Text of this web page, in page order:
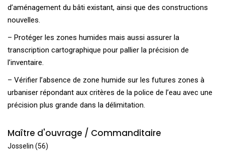
d’aménagement du bâti existant, ainsi que des constructions
nouvelles.
– Protéger les zones humides mais aussi assurer la
transcription cartographique pour pallier la précision de
l’inventaire.
– Vérifier l’absence de zone humide sur les futures zones à
urbaniser répondant aux critères de la police de l’eau avec une
précision plus grande dans la délimitation.
Maître d'ouvrage / Commanditaire
Josselin (56)